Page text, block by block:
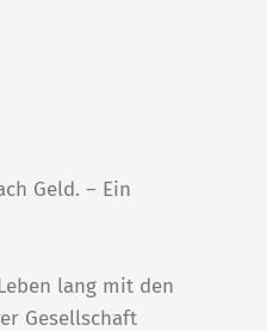
Geld. – Ein
lang mit den
Gesellschaft